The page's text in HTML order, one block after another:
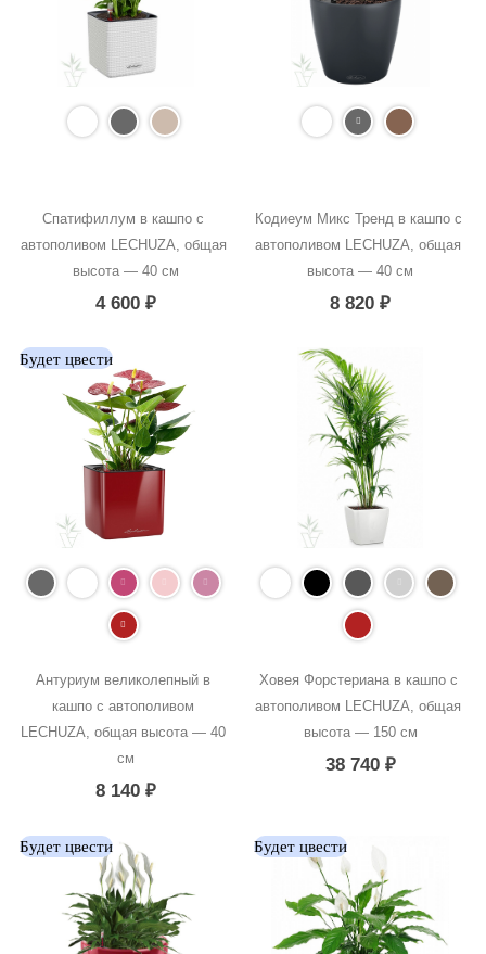
Спатифиллум в кашпо с
автополивом LECHUZA, общая
высота — 40 см
4 600 ₽
Кодиеум Микс Тренд в кашпо с
автополивом LECHUZA, общая
высота — 40 см
8 820₽
Будет цвести
Антуриум великолепный в
кашпо с автополивом
LECHUZA, общая высота — 40
см
8 140 ₽
Ховея Форстериана в кашпо с
автополивом LECHUZA, общая
высота — 150 см
38 740 ₽
Будет цвести Будет цвести